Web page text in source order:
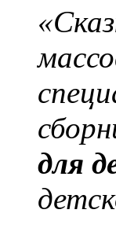
для